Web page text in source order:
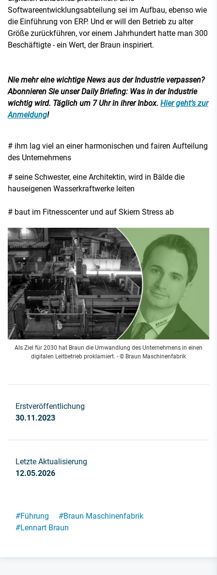
Softwareentwicklungsabteilung sei im Aufbau, ebenso wie
die Einführung von ERP. Und er will den Betrieb zu alter
Größe zurückführen, vor einem Jahrhundert hatte man 300
Beschäftigte - ein Wert, der Braun inspiriert.
Nie mehr eine wichtige News aus der Industrie verpassen?
Abonnieren Sie unser Daily Briefing: Was in der Industrie
wichtig wird. Täglich um 7 Uhr in ihrer Inbox. Hier geht’s zur
Anmeldung!
# ihm lag viel an einer harmonischen und fairen Aufteilung
des Unternehmens
# seine Schwester, eine Architektin, wird in Bälde die
hauseigenen Wasserkraftwerke leiten
# baut im Fitnesscenter und auf Skiern Stress ab
Als Ziel für 2030 hat Braun die Umwandlung des Unternehmens in einen
digitalen Leitbetrieb proklamiert. - © Braun Maschinenfabrik
Erstveröffentlichung
30.11.2023
Letzte Aktualisierung
12.05.2026
#Führung #Braun Maschinenfabrik
#Lennart Braun